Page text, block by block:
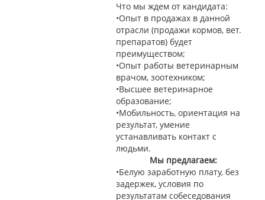
Что мы ждем от кандидата:
•Опыт в продажах в данной
отрасли (продажи кормов, вет.
препаратов) будет
преимуществом;
•Опыт работы ветеринарным
врачом, зоотехником;
•Высшее ветеринарное
образование;
•Мобильность, ориентация на
результат, умение
устанавливать контакт с
людьми.
Мы предлагаем:
•Белую заработную плату, без
задержек, условия по
результатам собеседования